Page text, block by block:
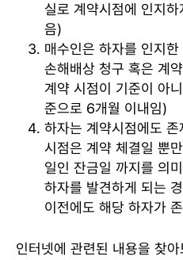
실로 계약시점에 인지
음)
매수인은 하자를 인지
손해배상 청구 혹은 계
계약 시점이 기준이 아
준으로 6개월 이내임)
하자는 계약시점에도
시점은 계약 체결일 뿐
일인 잔금일 까지를 의
하자를 발견하게 되는
이전에도 해당 하자가
인터넷에 관련된 내용을 찾